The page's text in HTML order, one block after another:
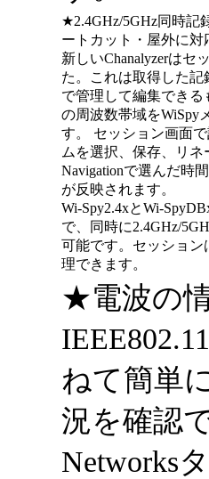
★2.4GHz/5GHz同時記
ートカット・屋外に対
新しいChanalyzerはセ
た。これは取得した記
で管理して編集できる
の周波数帯域をWiSpy
す。 セッション画面
ムを選択、保存、リネ
Navigationで選んだ時
が反映されます。
Wi-Spy2.4xとWi-
で、同時に2.4GHz/
可能です。セッション
理できます。
★電波の
ねて簡単
況を確認
Networks